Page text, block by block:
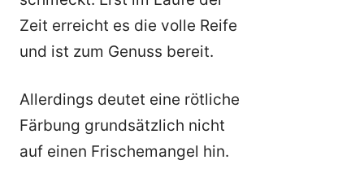
Zeit erreicht es die volle Reife
und ist zum Genuss bereit.
Allerdings deutet eine rötliche
Färbung grundsätzlich nicht
auf einen Frischemangel hin.